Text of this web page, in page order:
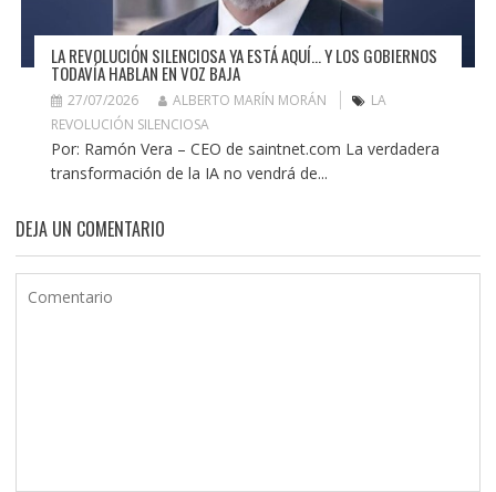
LA REVOLUCIÓN SILENCIOSA YA ESTÁ AQUÍ… Y LOS GOBIERNOS
TODAVÍA HABLAN EN VOZ BAJA
27/07/2026 ALBERTO MARÍN MORÁN
LA
REVOLUCIÓN SILENCIOSA
Por: Ramón Vera – CEO de saintnet.com La verdadera
transformación de la IA no vendrá de...
DEJA UN COMENTARIO